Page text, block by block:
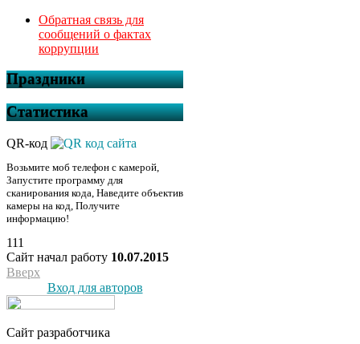
Обратная связь для
сообщений о фактах
коррупции
Праздники
Статистика
QR-код
Возьмите моб телефон с камерой,
Запустите программу для
сканирования кода, Наведите объектив
камеры на код, Получите
информацию!
111
Сайт начал работу 10.07.2015
Вверх
Вход для авторов
Сайт разработчика